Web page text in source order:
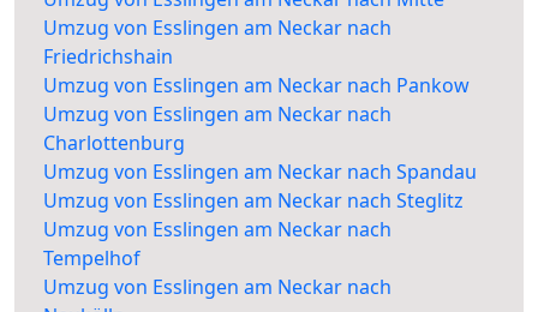
Umzug von Esslingen am Neckar nach
Friedrichshain
Umzug von Esslingen am Neckar nach Pankow
Umzug von Esslingen am Neckar nach
Charlottenburg
Umzug von Esslingen am Neckar nach Spandau
Umzug von Esslingen am Neckar nach Steglitz
Umzug von Esslingen am Neckar nach
Tempelhof
Umzug von Esslingen am Neckar nach